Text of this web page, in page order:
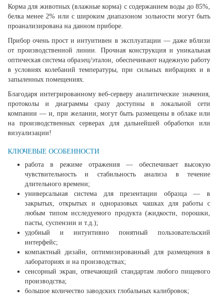
Корма для животных (влажные корма) с содержанием воды до 85%,
белка менее 2% или с широким диапазоном зольности могут быть
проанализирована на данном приборе.
Прибор очень прост и интуитивен в эксплуатации — даже вблизи
от производственной линии. Прочная конструкция и уникальная
оптическая система образец/эталон, обеспечивают надежную работу
в условиях колебаний температуры, при сильных вибрациях и в
запыленных помещениях.
Благодаря интегрированному веб-серверу аналитические значения,
протоколы и диаграммы сразу доступны в локальной сети
компании — и, при желании, могут быть размещены в облаке или
на производственных серверах для дальнейшей обработки или
визуализации!
КЛЮЧЕВЫЕ ОСОБЕННОСТИ
работа в режиме отражения — обеспечивает высокую
чувствительность и стабильность анализа в течение
длительного времени;
универсальная система для презентации образца — в
закрытых, открытых и одноразовых чашках для работы с
любым типом исследуемого продукта (жидкости, порошки,
пасты, суспензии и т.д.);
удобный и интуитивно понятный пользовательский
интерфейс;
компактный дизайн, оптимизированный для размещения в
лабораториях и на производствах;
сенсорный экран, отвечающий стандартам любого пищевого
производства;
большое количество заводских глобальных калибровок;